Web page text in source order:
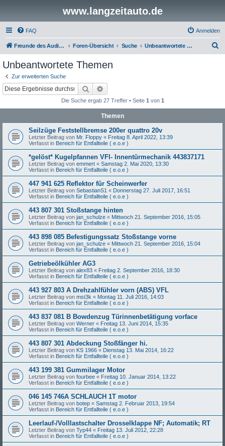
www.langzeitauto.de
FAQ Anmelden
Freunde des Audi Typ 44 e.V. Foren-Übersicht Suche Unbeantwortete Themen
Unbeantwortete Themen
Zur erweiterten Suche
Suche
Die Suche ergab 27 Treffer • Seite 1 von 1
Themen
Seilzüge Feststellbremse 200er quattro 20v
Letzter Beitrag von Mr. Floppy « Freitag 8. April 2022, 13:39
Verfasst in Bereich für Entfallteile ( e.o.e )
*gelöst* Kugelpfannen VFl- Innentürmechanik 443837171
Letzter Beitrag von emmert « Samstag 2. Mai 2020, 13:30
Verfasst in Bereich für Entfallteile ( e.o.e )
447 941 625 Reflektor für Scheinwerfer
Letzter Beitrag von SebastianS1 « Donnerstag 27. Juli 2017, 16:51
Verfasst in Bereich für Entfallteile ( e.o.e )
443 807 301 Stoßstange hinten
Letzter Beitrag von jan_schulze « Mittwoch 21. September 2016, 15:05
Verfasst in Bereich für Entfallteile ( e.o.e )
443 898 085 Befestigungssatz Stoßstange vorne
Letzter Beitrag von jan_schulze « Mittwoch 21. September 2016, 15:04
Verfasst in Bereich für Entfallteile ( e.o.e )
Getriebeölkühler AG3
Letzter Beitrag von alex83 « Freitag 2. September 2016, 18:30
Verfasst in Bereich für Entfallteile ( e.o.e )
443 927 803 A Drehzahlfühler vorn (ABS) VFL
Letzter Beitrag von mst3k « Montag 11. Juli 2016, 14:03
Verfasst in Bereich für Entfallteile ( e.o.e )
443 837 081 B Bowdenzug Türinnenbetätigung vorface
Letzter Beitrag von Werner « Freitag 13. Juni 2014, 15:35
Verfasst in Bereich für Entfallteile ( e.o.e )
443 807 301 Abdeckung Stoßfänger hi.
Letzter Beitrag von KS 1966 « Dienstag 13. Mai 2014, 16:22
Verfasst in Bereich für Entfallteile ( e.o.e )
443 199 381 Gummilager Motor
Letzter Beitrag von fourbee « Freitag 10. Januar 2014, 13:22
Verfasst in Bereich für Entfallteile ( e.o.e )
046 145 746A SCHLAUCH 1T motor
Letzter Beitrag von botep « Samstag 2. Februar 2013, 19:54
Verfasst in Bereich für Entfallteile ( e.o.e )
Leerlauf-/Volllastschalter Drosselklappe NF; Automatik; RT
Letzter Beitrag von Typ44 « Freitag 13. Juli 2012, 22:28
Verfasst in Bereich für Entfallteile ( e.o.e )